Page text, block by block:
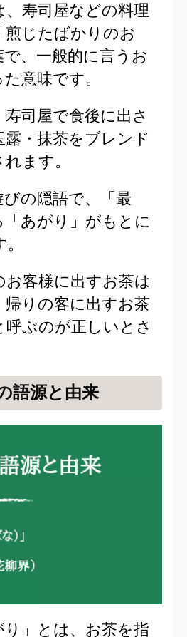
、寿司屋などの料理
煎じたばかりのお
、一般的に言うお
意味です。
寿司屋で食後に出さ
・抹茶をブレンド
ます。
の隠語で、「最
あがり」がもとに
客様に出すお茶は
帰りの客に出すお茶
呼ぶのが正しいとさ
語源と由来
」とは、お茶を指